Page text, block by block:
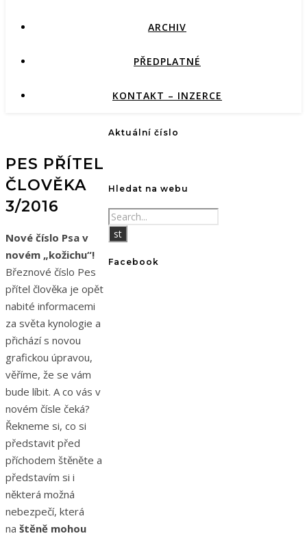
ARCHIV
PŘEDPLATNÉ
KONTAKT – INZERCE
PES PŘÍTEL
ČLOVĚKA
3/2016
Nové číslo Psa v
novém „kožichu“!
Březnové číslo Pes
přítel člověka je opět
nabité informacemi
za světa kynologie a
přichází s novou
grafickou úpravou,
věříme, že se vám
bude líbit. A co vás v
novém čísle čeká?
Řekneme si, co si
představit před
příchodem štěněte a
představím si i
některá možná
nebezpečí, která
na štěně mohou
Aktuální číslo
Hledat na webu
Facebook